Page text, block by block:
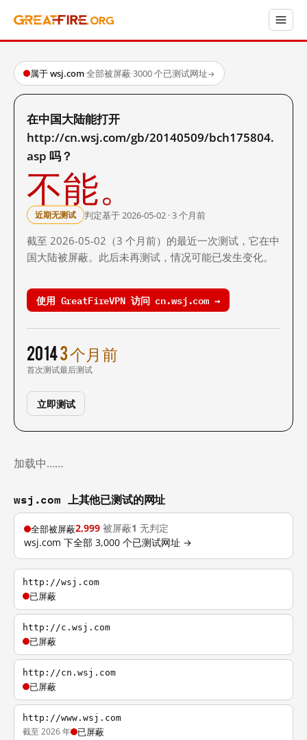
属于 wsj.com·全部被屏蔽·3000 个已测试网址→
在中国大陆能打开
http://cn.wsj.com/gb/20140509/bch175804.
asp 吗？
不能。
近期无测试 判定基于 2026-05-02 · 3 个月前
截至 2026-05-02（3 个月前）的最近一次测试，它在中
国大陆被屏蔽。此后未再测试，情况可能已发生变化。
使用 GreatFireVPN 访问 cn.wsj.com →
2014
首次测试
3 个月前
最后测试
立即测试
加载中……
wsj.com 上其他已测试的网址
全部被屏蔽2,999 被屏蔽1 无判定
wsj.com 下全部 3,000 个已测试网址 →
http://wsj.com
已屏蔽
http://c.wsj.com
已屏蔽
http://cn.wsj.com
已屏蔽
http://www.wsj.com
截至 2026 年 已屏蔽